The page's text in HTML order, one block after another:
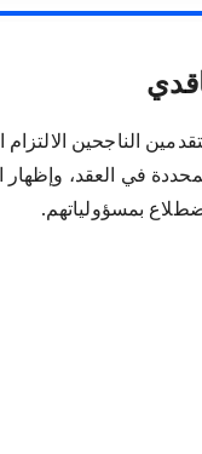
الناجحين الالتزام
في العقد،
بمسؤولياتهم.